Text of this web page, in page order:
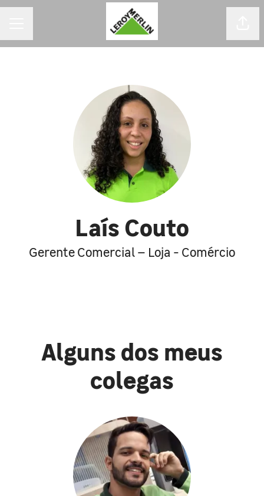
Laís Couto
Gerente Comercial – Loja - Comércio
Alguns dos meus
colegas